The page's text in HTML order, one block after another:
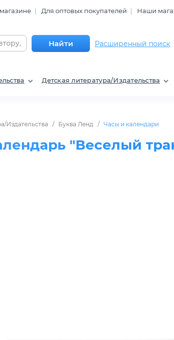
Для оптовых покупателей Наши
Найти Расширенный поиск
Детская литература/Издательства
Издательства Буква Ленд Часы и календари
"Веселый